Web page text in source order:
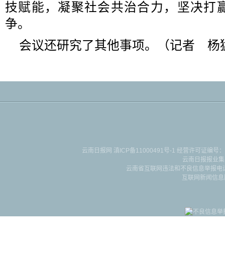
技赋能，凝聚社会共治合力，坚决打
争。
会议还研究了其他事项。（记者
云南日报网 滇ICP备11000491号-1 经营许可证编号
云南日报报业
云南省互联网违法和不良信息举报
互联网新闻信